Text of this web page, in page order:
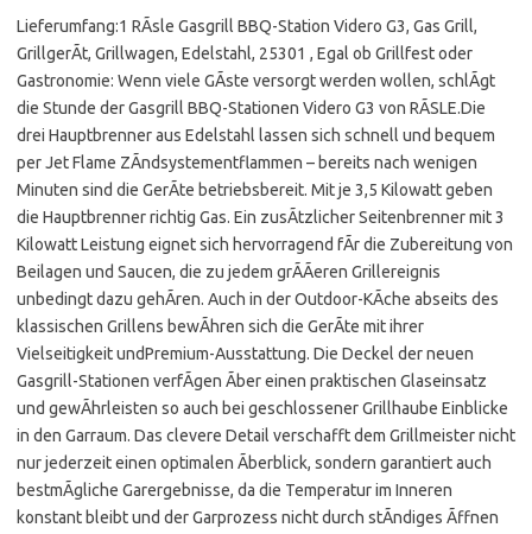
Lieferumfang:1 RÃsle Gasgrill BBQ-Station Videro G3, Gas Grill,
GrillgerÃt, Grillwagen, Edelstahl, 25301 , Egal ob Grillfest oder
Gastronomie: Wenn viele GÃste versorgt werden wollen, schlÃgt
die Stunde der Gasgrill BBQ-Stationen Videro G3 von RÃSLE.Die
drei Hauptbrenner aus Edelstahl lassen sich schnell und bequem
per Jet Flame ZÃndsystementflammen – bereits nach wenigen
Minuten sind die GerÃte betriebsbereit. Mit je 3,5 Kilowatt geben
die Hauptbrenner richtig Gas. Ein zusÃtzlicher Seitenbrenner mit 3
Kilowatt Leistung eignet sich hervorragend fÃr die Zubereitung von
Beilagen und Saucen, die zu jedem grÃÃeren Grillereignis
unbedingt dazu gehÃren. Auch in der Outdoor-KÃche abseits des
klassischen Grillens bewÃhren sich die GerÃte mit ihrer
Vielseitigkeit undPremium-Ausstattung. Die Deckel der neuen
Gasgrill-Stationen verfÃgen Ãber einen praktischen Glaseinsatz
und gewÃhrleisten so auch bei geschlossener Grillhaube Einblicke
in den Garraum. Das clevere Detail verschafft dem Grillmeister nicht
nur jederzeit einen optimalen Ãberblick, sondern garantiert auch
bestmÃgliche Garergebnisse, da die Temperatur im Inneren
konstant bleibt und der Garprozess nicht durch stÃndiges Ãffnen